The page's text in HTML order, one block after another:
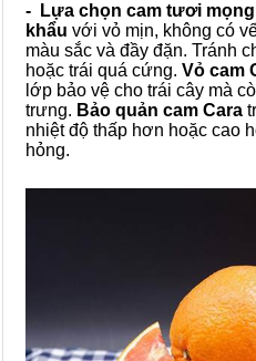
- Lựa chọn cam tươi
khẩu với vỏ mịn, không có
màu sắc và đầy đặn. Tránh
hoặc trái quá cứng. Vỏ cam
lớp bảo vệ cho trái cây mà
trưng. Bảo quản cam Cara
nhiệt độ thấp hơn hoặc cao
hỏng.